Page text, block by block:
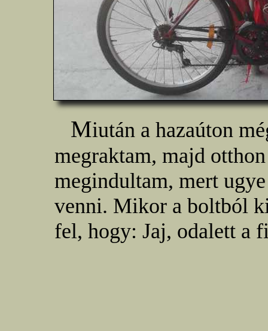
Miután a hazaúton
megraktam, majd
megindultam, mert
venni. Mikor a boltból
fel, hogy: Jaj, odalett a